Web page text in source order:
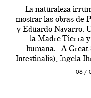
La naturaleza
mostrar las obras de
y Eduardo Navarro.
la Madre Tierra y
humana. A Great
Intestinalis), Ingela
08 /